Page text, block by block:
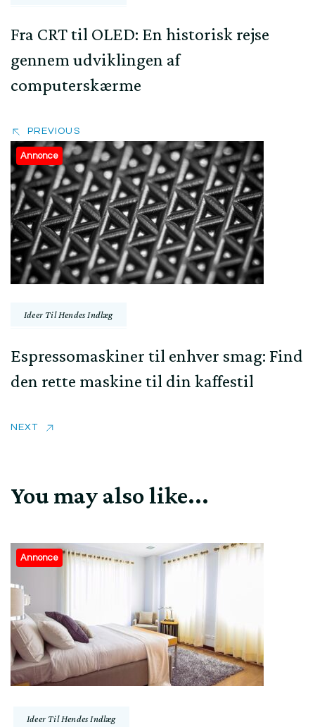
Fra CRT til OLED: En historisk rejse
gennem udviklingen af
computerskærme
PREVIOUS
Annonce
Ideer Til Hendes Indlæg
Espressomaskiner til enhver smag: Find
den rette maskine til din kaffestil
NEXT
You may also like...
Annonce
Ideer Til Hendes Indlæg